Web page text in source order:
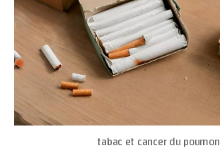
tabac et cancer du poumon